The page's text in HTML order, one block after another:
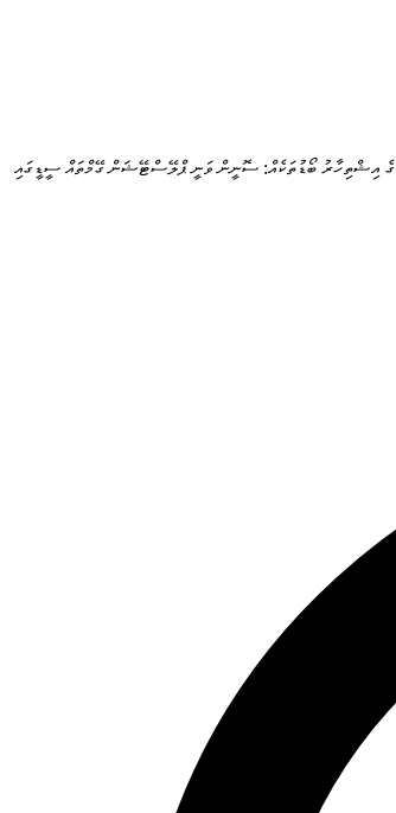
ސޮނީގެ ޕްލޭސްޓޭޝަން 5 ގެ އިޝްތިހާރު ބޯޑުތަކެއް: ސޮނީން ވަނީ ޕްލޭސްޓޭޝަން ގޭމްތައް ސީޑީގައި